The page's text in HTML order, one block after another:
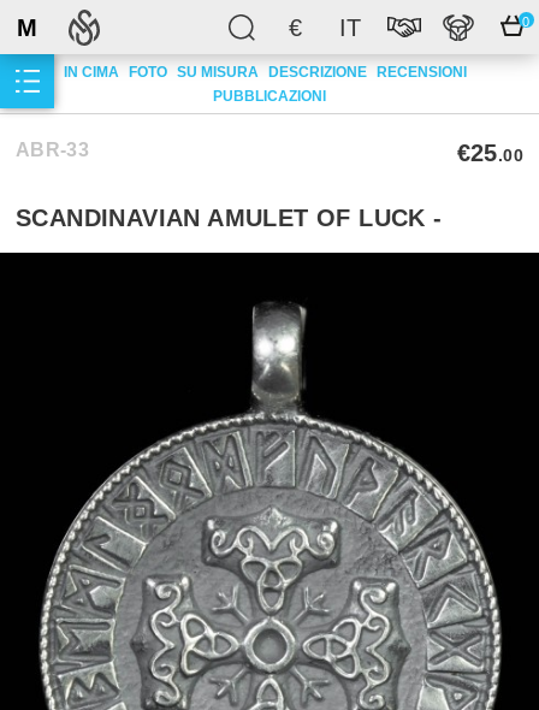
€ IT 0
M
IN CIMA FOTO SU MISURA DESCRIZIONE
RECENSIONI
PUBBLICAZIONI
ABR-33 €25.00
SCANDINAVIAN AMULET OF LUCK -